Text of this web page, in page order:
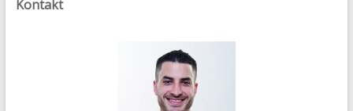
Kontakt